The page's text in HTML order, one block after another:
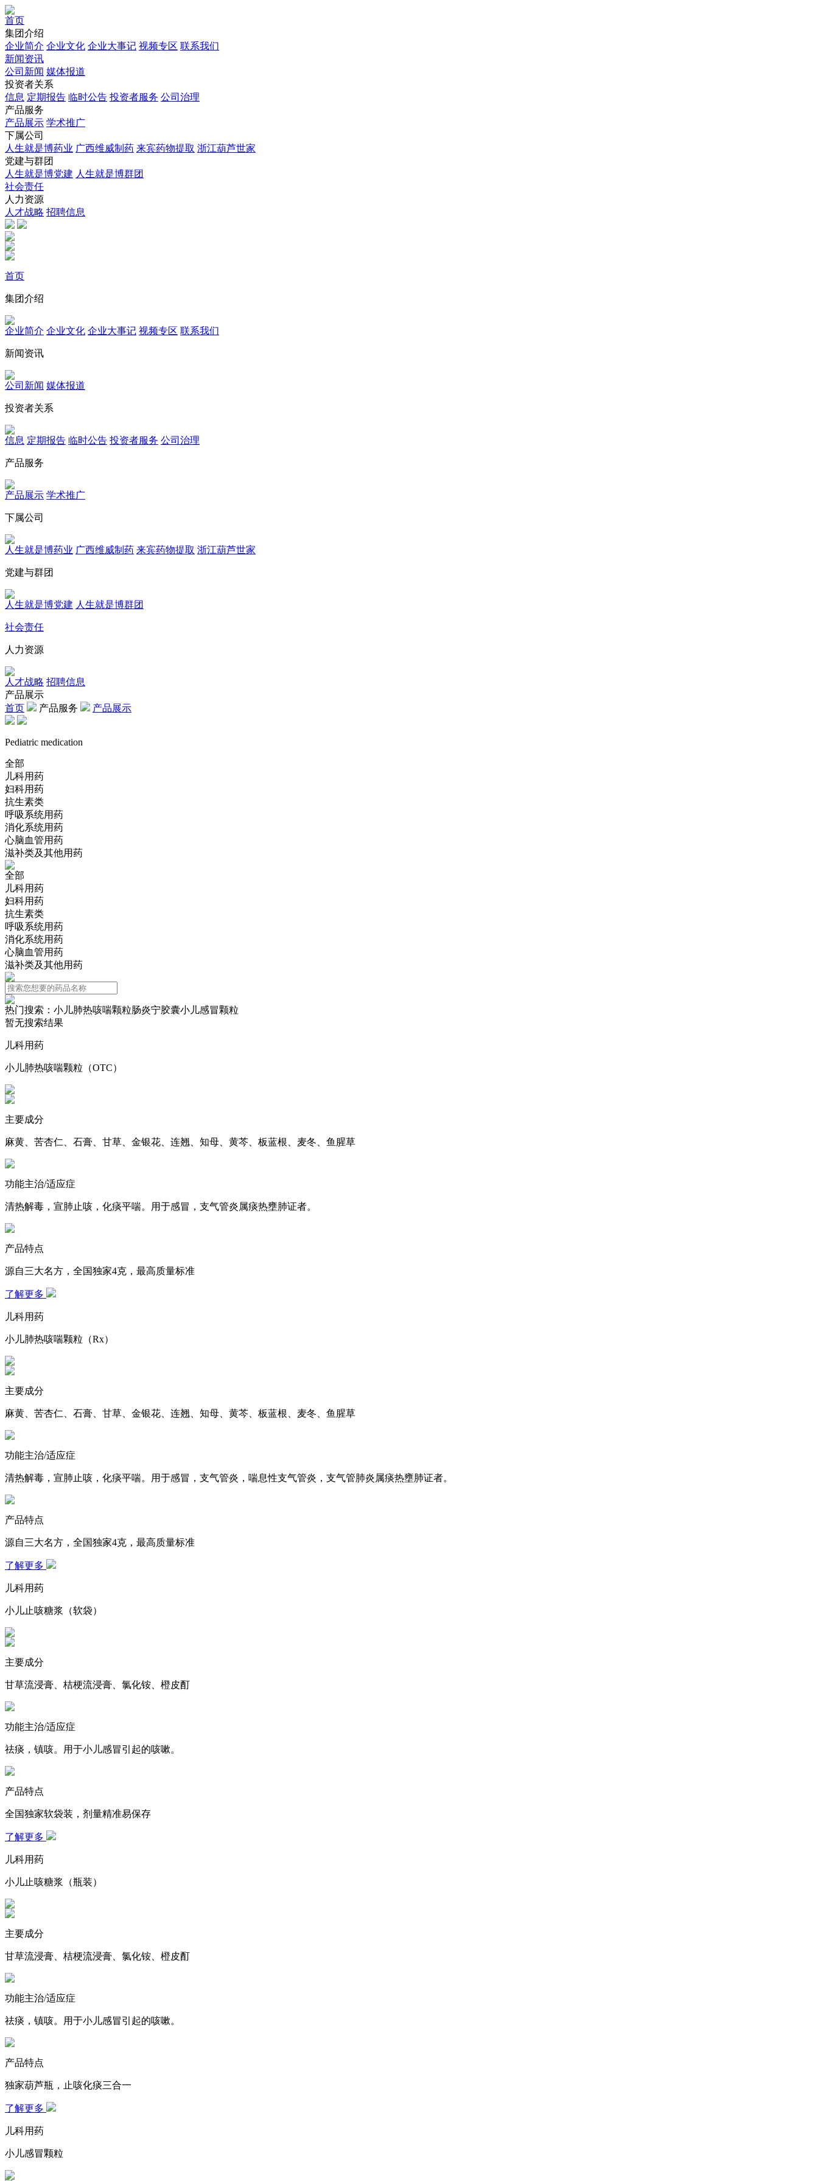
首页
集团介绍
企业简介 企业文化 企业⼤事记 视频专区 联系我们
新闻资讯
公司新闻 媒体报道
投资者关系
信息 定期报告 临时公告 投资者服务 公司治理
产品服务
产品展示 学术推广
下属公司
人生就是博药业 广西维威制药 来宾药物提取 浙江葫芦世家
党建与群团
人生就是博党建 人生就是博群团
社会责任
人力资源
人才战略 招聘信息
首页
集团介绍
企业简介 企业文化 企业⼤事记 视频专区 联系我们
新闻资讯
公司新闻 媒体报道
投资者关系
信息 定期报告 临时公告 投资者服务 公司治理
产品服务
产品展示 学术推广
下属公司
人生就是博药业 广西维威制药 来宾药物提取 浙江葫芦世家
党建与群团
人生就是博党建 人生就是博群团
社会责任
人力资源
人才战略 招聘信息
产品展示
首页
产品服务 产品展示
Pediatric medication
全部
儿科用药
妇科用药
抗生素类
呼吸系统用药
消化系统用药
心脑血管用药
滋补类及其他用药
全部
儿科用药
妇科用药
抗生素类
呼吸系统用药
消化系统用药
心脑血管用药
滋补类及其他用药
热门搜索： 小儿肺热咳喘颗粒肠炎宁胶囊小儿感冒颗粒
暂无搜索结果
儿科用药
小儿肺热咳喘颗粒（OTC）
主要成分
麻黄、苦杏仁、石膏、甘草、金银花、连翘、知母、黄芩、板蓝根、麦冬、鱼腥草
功能主治/适应症
清热解毒，宣肺止咳，化痰平喘。用于感冒，支气管炎属痰热壅肺证者。
产品特点
源自三大名方，全国独家4克，最高质量标准
了解更多
儿科用药
小儿肺热咳喘颗粒（Rx）
主要成分
麻黄、苦杏仁、石膏、甘草、金银花、连翘、知母、黄芩、板蓝根、麦冬、鱼腥草
功能主治/适应症
清热解毒，宣肺止咳，化痰平喘。用于感冒，支气管炎，喘息性支气管炎，支气管肺炎属痰热壅肺证者。
产品特点
源自三大名方，全国独家4克，最高质量标准
了解更多
儿科用药
小儿止咳糖浆（软袋）
主要成分
甘草流浸膏、桔梗流浸膏、氯化铵、橙皮酊
功能主治/适应症
祛痰，镇咳。用于小儿感冒引起的咳嗽。
产品特点
全国独家软袋装，剂量精准易保存
了解更多
儿科用药
小儿止咳糖浆（瓶装）
主要成分
甘草流浸膏、桔梗流浸膏、氯化铵、橙皮酊
功能主治/适应症
祛痰，镇咳。用于小儿感冒引起的咳嗽。
产品特点
独家葫芦瓶，止咳化痰三合一
了解更多
儿科用药
小儿感冒颗粒